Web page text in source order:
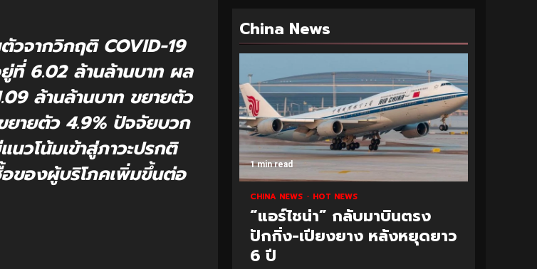
วจากวิกฤติ COVID-19
ที่ 6.02 ล้านล้านบาท ผล
ล้านล้านบาท ขยายตัว
ยายตัว 4.9% ปัจจัยบวก
นวโน้มเข้าสู่ภาวะปรกติ
ของผู้บริโภคเพิ่มขึ้นต่อ
China News
1 min read
CHINA NEWS HOT NEWS
“แอร์ไชน่า” กลับมาบินตรง
ปักกิ่ง-เปียงยาง หลังหยุดยาว
6 ปี